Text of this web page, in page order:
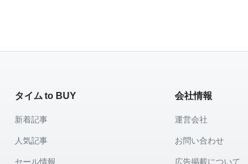
タイム to BUY
新着記事
人気記事
セール情報
会社情報
運営会社
お問い合わせ
広告掲載について